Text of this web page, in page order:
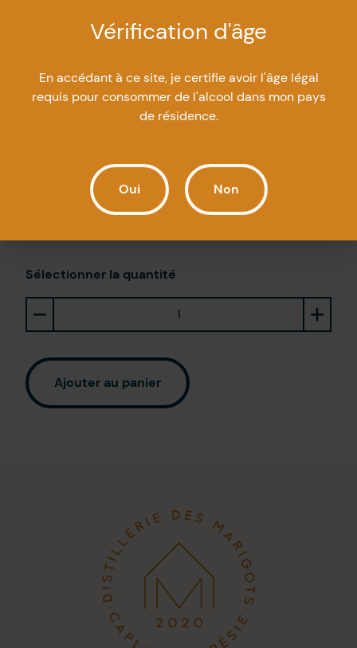
Idéal pour créer facilement notre cocktail
signature
Sélectionner la quantité
Ajouter au panier
Vérification d'âge
En accédant à ce site, je certifie avoir l'âge légal
requis pour consommer de l'alcool dans mon pays
de résidence.
Oui Non